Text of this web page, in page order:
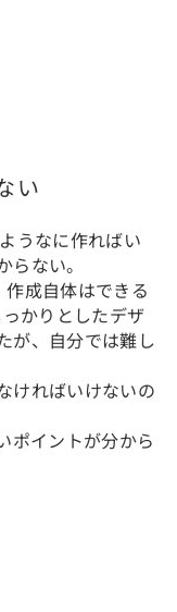
い
うなに作ればい
ない。
成自体はできる
かりとしたデザ
が、自分では難し
ければいけないの
ポイントが分から